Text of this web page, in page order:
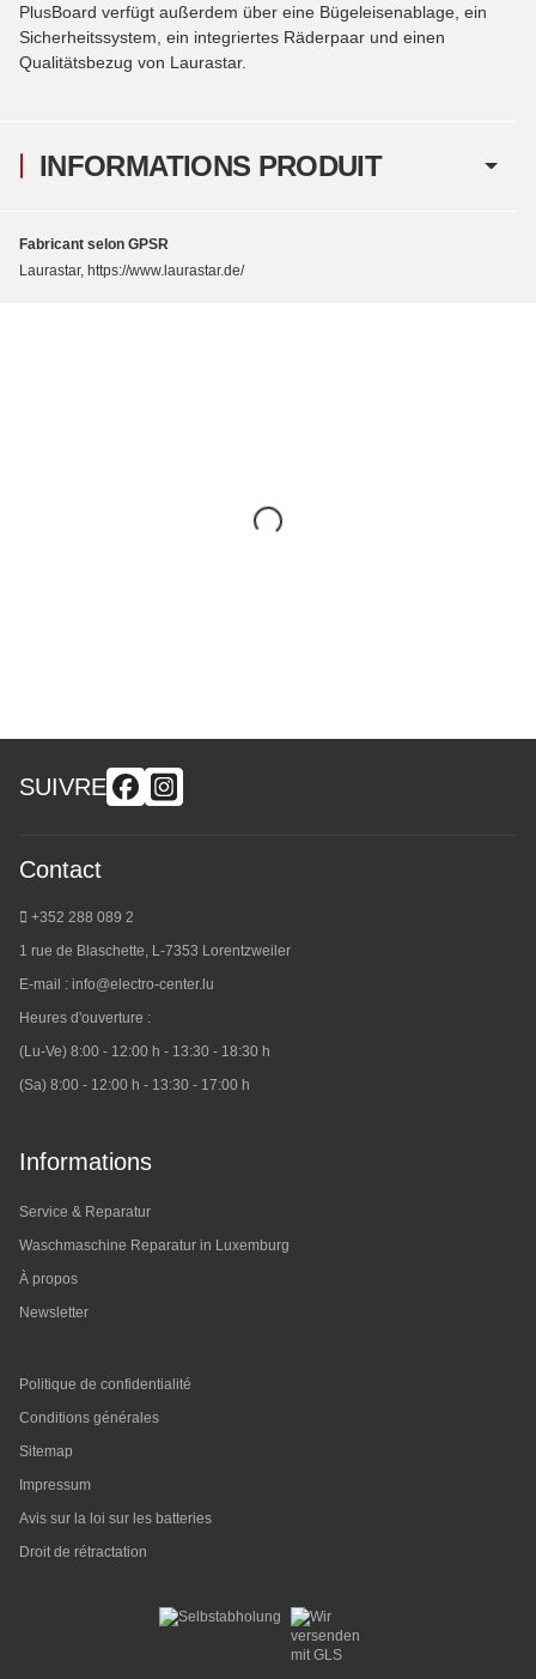
INFORMATIONS PRODUIT
PlusBoard verfügt außerdem über eine Bügeleisenablage, ein
Sicherheitssystem, ein integriertes Räderpaar und einen
Qualitätsbezug von Laurastar.
Fabricant selon GPSR
Laurastar, https://www.laurastar.de/
SUIVRE
Contact
+352 288 089 2
1 rue de Blaschette, L-7353 Lorentzweiler
E-mail : info@electro-center.lu
Heures d'ouverture :
(Lu-Ve) 8:00 - 12:00 h - 13:30 - 18:30 h
(Sa) 8:00 - 12:00 h - 13:30 - 17:00 h
Informations
Service & Reparatur
Waschmaschine Reparatur in Luxemburg
À propos
Newsletter
Politique de confidentialité
Conditions générales
Sitemap
Impressum
Avis sur la loi sur les batteries
Droit de rétractation